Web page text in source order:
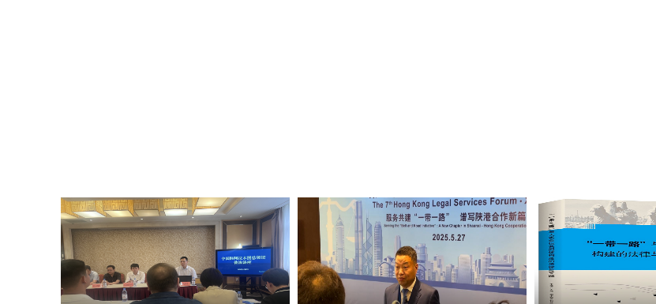
处，电子版打包发送至邮箱1697066329@qq.com，邮件主题“个人姓名+老挝律所实习
月1日前，学校进行资格审查并确定初审合格学生名单。 3.2025年10月20日前，律所审
织学生进行英语能力线上面试与专业能力线下笔试，最终确定项目实习人员名单。 4.学生
关手续，完成校内派出手续并在规定日期派出。 5.录取人员不得擅自放弃或退出项目，请
好学习安排。 六、项目咨询 联系人：梁老师 联系电话：88182508 办公地址：长安校